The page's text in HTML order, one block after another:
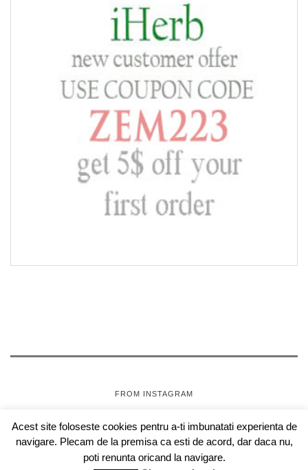
FROM INSTAGRAM
SEPTEMBRIE, JOI
- OAZA PENTRU FETE
Acest site foloseste cookies pentru a-ti imbunatati experienta de
navigare. Plecam de la premisa ca esti de acord, dar daca nu,
poti renunta oricand la navigare.